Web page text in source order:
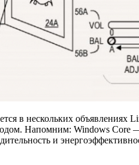
в нескольких
Напомним: Windows Core —
и